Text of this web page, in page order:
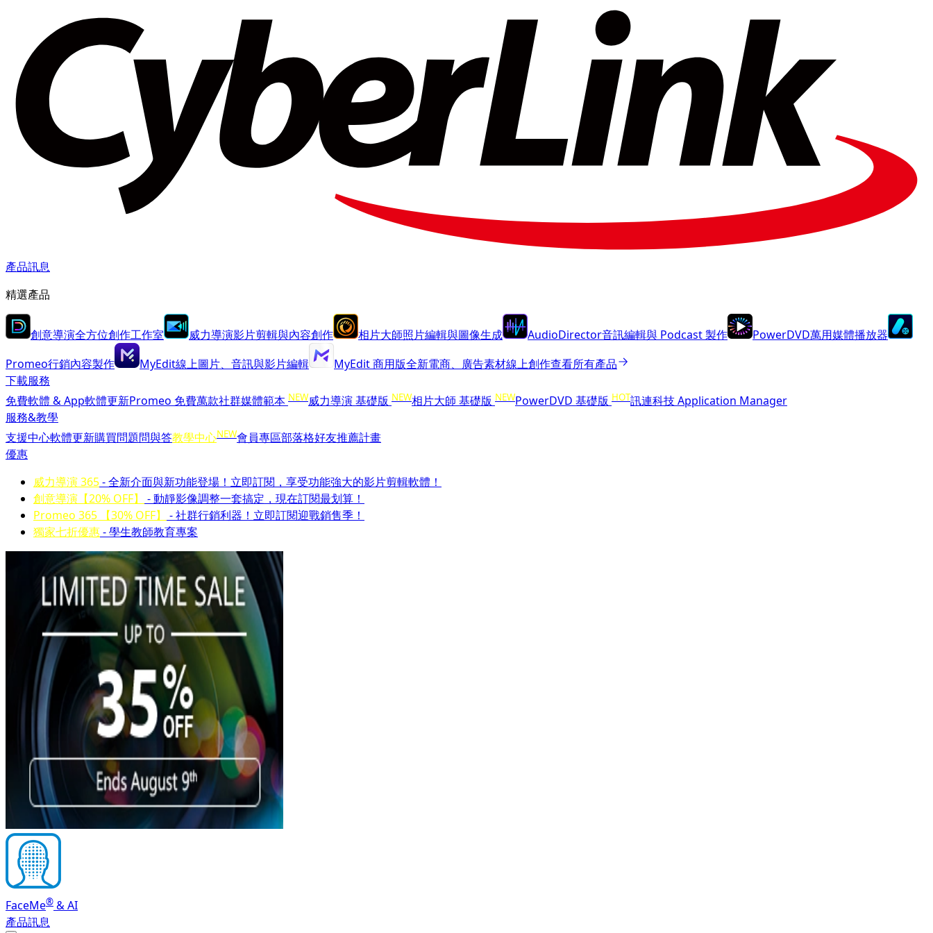
產品訊息
精選產品
創意導演全方位創作工作室 威力導演影片剪輯與內容創作 相片大師照片編輯與圖像生成 AudioDirector音訊編輯與 Podcast 製作 PowerDVD萬用媒體播放器
Promeo行銷內容製作 MyEdit線上圖片、音訊與影片編輯 MyEdit 商用版全新電商、廣告素材線上創作查看所有產品
下載服務
免費軟體 & App軟體更新Promeo 免費萬款社群媒體範本 NEW威力導演 基礎版 NEW相片大師 基礎版 NEWPowerDVD 基礎版 HOT訊連科技 Application Manager
服務&教學
支援中心軟體更新購買問題問與答教學中心NEW會員專區部落格好友推薦計畫
優惠
威力導演 365- 全新介面與新功能登場！立即訂閱，享受功能強大的影片剪輯軟體！
創意導演【20% OFF】
- 動靜影像調整一套搞定，現在訂閱最划算！
Promeo 365 【30% OFF】
- 社群行銷利器！立即訂閱迎戰銷售季！
獨家七折優惠- 學生教師教育專案
FaceMe® & AI
產品訊息